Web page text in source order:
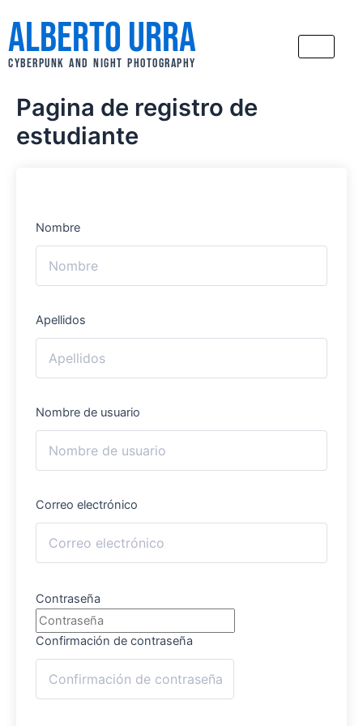
contenido
Alberto Urra
CYBERPUNK AND NIGHT PHOTOGRAPHY
Pagina de registro de
estudiante
Nombre
Apellidos
Nombre de usuario
Correo electrónico
Contraseña
Confirmación de contraseña